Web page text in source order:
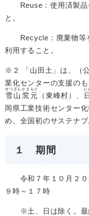
Reuse：使用済製品
と。
Recycle：廃棄物等
利用すること。
※２ 「山田土」は、（
業化センターの支援の
雪山
せつざん
窯元
かまもと
（東峰村）、
に
岡県工業技術センター
め、全国初のサステナ
１ 期間
令和７年１０月２０
９時～１７時
※土、日は除く。最